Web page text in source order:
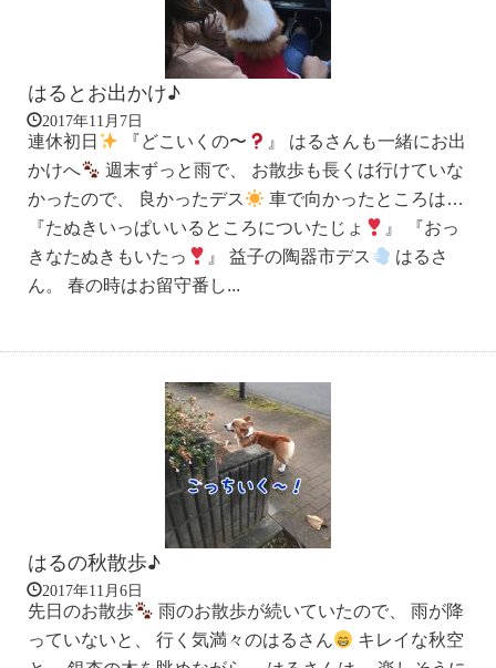
はるとお出かけ♪
2017年11月7日
連休初日 『どこいくの〜
』 はるさんも一緒にお出
かけへ
週末ずっと雨で、 お散歩も長くは行けていな
かったので、 良かったデス
車で向かったところは…
『たぬきいっぱいいるところについたじょ
』 『おっ
きなたぬきもいたっ
』 益子の陶器市デス
はるさ
ん。 春の時はお留守番し...
はるの秋散歩♪
2017年11月6日
先日のお散歩
雨のお散歩が続いていたので、 雨が降
っていないと、 行く気満々のはるさん
キレイな秋空